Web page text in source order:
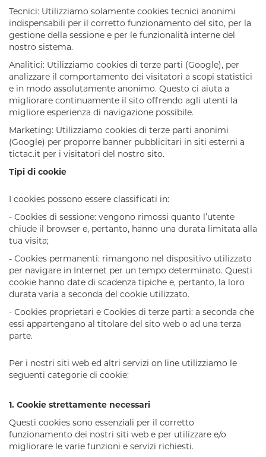
Tecnici: Utilizziamo solamente cookies tecnici anonimi
indispensabili per il corretto funzionamento del sito, per la
gestione della sessione e per le funzionalità interne del
nostro sistema.
Analitici: Utilizziamo cookies di terze parti (Google), per
analizzare il comportamento dei visitatori a scopi statistici
e in modo assolutamente anonimo. Questo ci aiuta a
migliorare continuamente il sito offrendo agli utenti la
migliore esperienza di navigazione possibile.
Marketing: Utilizziamo cookies di terze parti anonimi
(Google) per proporre banner pubblicitari in siti esterni a
tictac.it per i visitatori del nostro sito.
Tipi di cookie
I cookies possono essere classificati in:
- Cookies di sessione: vengono rimossi quanto l’utente
chiude il browser e, pertanto, hanno una durata limitata alla
tua visita;
- Cookies permanenti: rimangono nel dispositivo utilizzato
per navigare in Internet per un tempo determinato. Questi
cookie hanno date di scadenza tipiche e, pertanto, la loro
durata varia a seconda del cookie utilizzato.
- Cookies proprietari e Cookies di terze parti: a seconda che
essi appartengano al titolare del sito web o ad una terza
parte.
Per i nostri siti web ed altri servizi on line utilizziamo le
seguenti categorie di cookie:
1. Cookie strettamente necessari
Questi cookies sono essenziali per il corretto
funzionamento dei nostri siti web e per utilizzare e/o
migliorare le varie funzioni e servizi richiesti.